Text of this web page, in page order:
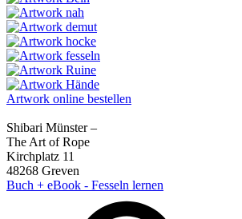
Artwork online bestellen
Shibari Münster –
The Art of Rope
Kirchplatz 11
48268 Greven
Buch + eBook - Fesseln lernen